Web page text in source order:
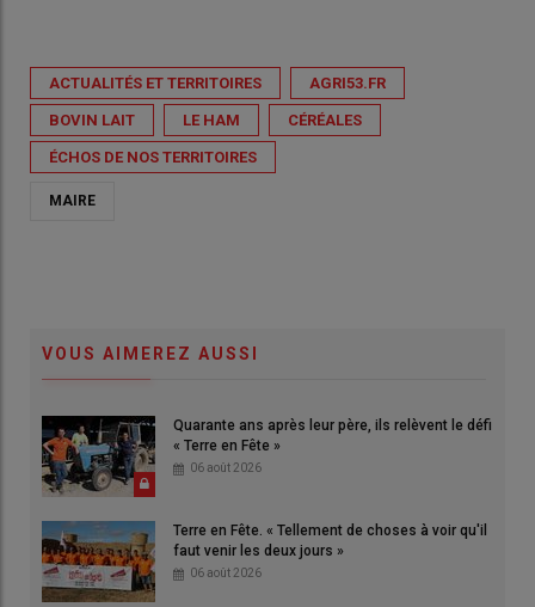
ACTUALITÉS ET TERRITOIRES AGRI53.FR
BOVIN LAIT LE HAM CÉRÉALES
ÉCHOS DE NOS TERRITOIRES
MAIRE
VOUS AIMEREZ AUSSI
Quarante ans après leur père, ils relèvent le défi
« Terre en Fête »
06 août 2026
Terre en Fête. « Tellement de choses à voir qu'il
faut venir les deux jours »
06 août 2026